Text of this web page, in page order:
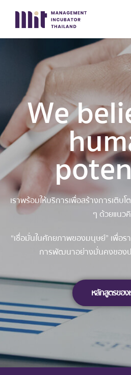
We
เราพร้อมให้บริการเพื่อสร้างการเติ
ๆ ด้วยแนว
“เชื่อมั่นในศักยภาพของมนุษย์” เพื่อร
การพัฒนาอย่างมั่นคงของป
หลักสูตรของ